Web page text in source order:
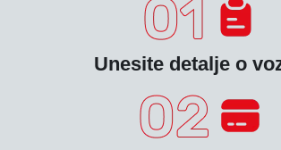
Unesite detalje o